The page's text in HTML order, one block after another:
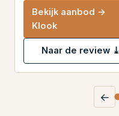
Bekijk aanbod →
Klook
Naar de review ⤓
←